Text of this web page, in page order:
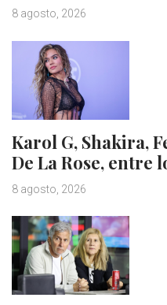
8 agosto, 2026
Karol G, Shakira,
De La Rose, entre
8 agosto, 2026